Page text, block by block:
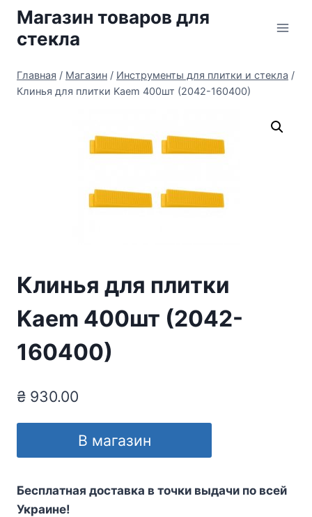
Перейти
содержимому
Магазин товаров для
стекла
Главная / Магазин / Инструменты для плитки и стекла /
Клинья для плитки Kaem 400шт (2042-160400)
Клинья для плитки
Kaem 400шт (2042-
160400)
₴ 930.00
В магазин
Бесплатная доставка в точки выдачи по всей
Украине!